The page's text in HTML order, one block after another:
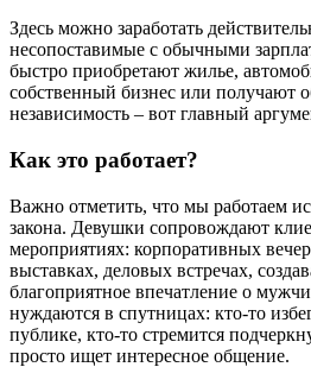
Здесь можно заработать
несопоставимые с обычными
быстро приобретают жилье,
собственный бизнес или получают
независимость – вот главный
Как это работает?
Важно отметить, что мы работаем
закона. Девушки сопровождают
мероприятиях: корпоративных
выставках, деловых встречах,
благоприятное впечатление о
нуждаются в спутницах: кто-то
публике, кто-то стремится
просто ищет интересное общение.